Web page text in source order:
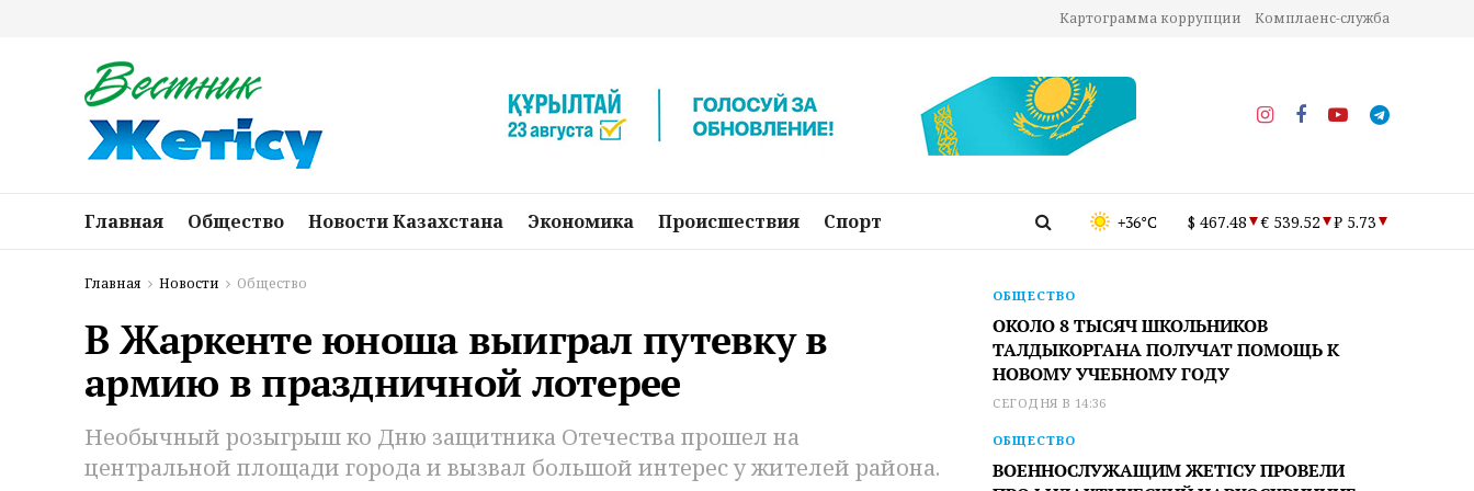
Картограмма коррупции Комплаенс-служба
Главная Общество Новости Казахстана Экономика Происшествия Спорт +36°C $ 467.48 € 539.52 ₽ 5.73
Главная Новости Общество
В Жаркенте юноша выиграл путевку в
армию в праздничной лотерее
Необычный розыгрыш ко Дню защитника Отечества прошел на
центральной площади города и вызвал большой интерес у жителей района.
ОБЩЕСТВО
ОКОЛО 8 ТЫСЯЧ ШКОЛЬНИКОВ
ТАЛДЫКОРГАНА ПОЛУЧАТ ПОМОЩЬ К
НОВОМУ УЧЕБНОМУ ГОДУ
СЕГОДНЯ В 14:36
ОБЩЕСТВО
ВОЕННОСЛУЖАЩИМ ЖЕТІСУ ПРОВЕЛИ